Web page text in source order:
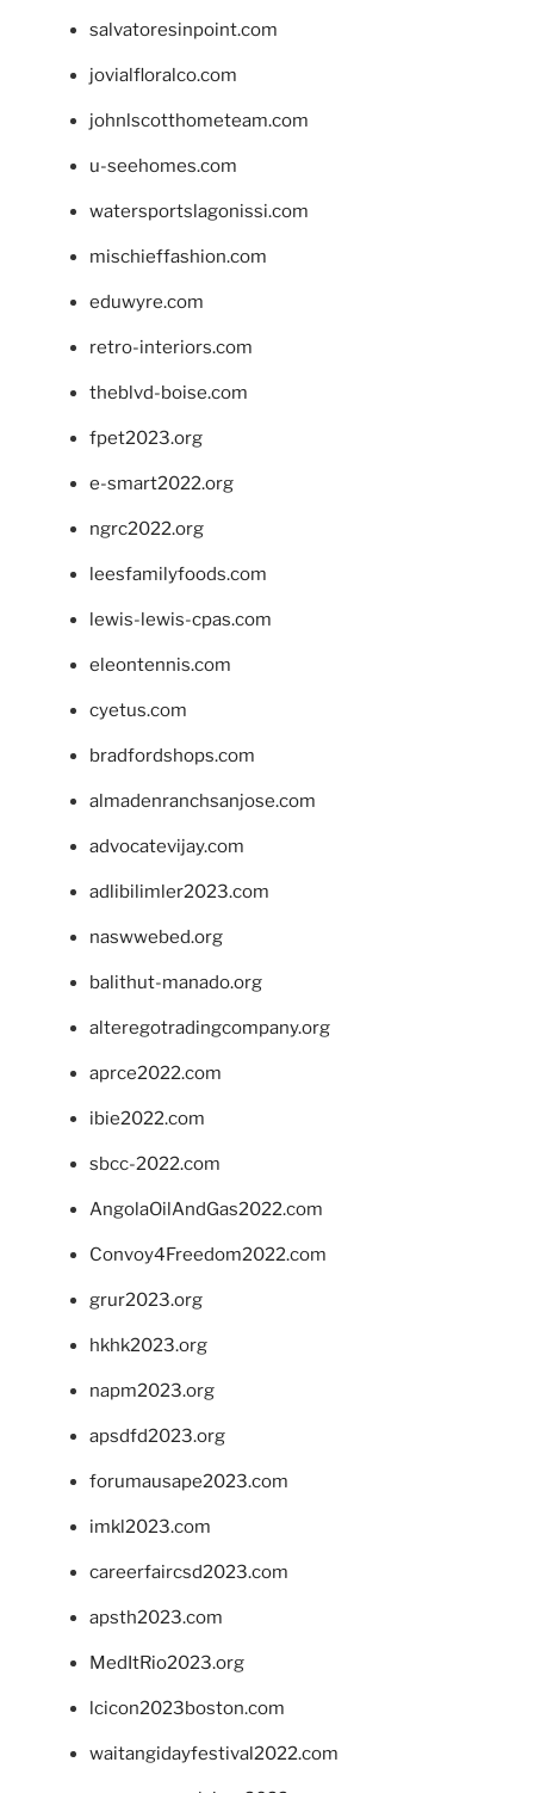
salvatoresinpoint.com
jovialfloralco.com
johnlscotthometeam.com
u-seehomes.com
watersportslagonissi.com
mischieffashion.com
eduwyre.com
retro-interiors.com
theblvd-boise.com
fpet2023.org
e-smart2022.org
ngrc2022.org
leesfamilyfoods.com
lewis-lewis-cpas.com
eleontennis.com
cyetus.com
bradfordshops.com
almadenranchsanjose.com
advocatevijay.com
adlibilimler2023.com
naswwebed.org
balithut-manado.org
alteregotradingcompany.org
aprce2022.com
ibie2022.com
sbcc-2022.com
AngolaOilAndGas2022.com
Convoy4Freedom2022.com
grur2023.org
hkhk2023.org
napm2023.org
apsdfd2023.org
forumausape2023.com
imkl2023.com
careerfaircsd2023.com
apsth2023.com
MedItRio2023.org
lcicon2023boston.com
waitangidayfestival2022.com